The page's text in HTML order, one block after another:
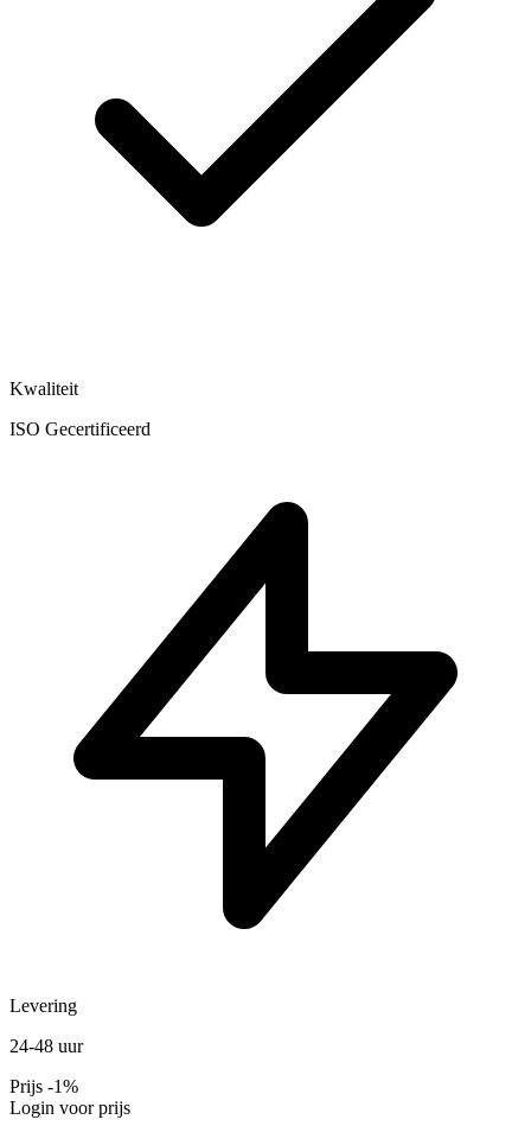
Kwaliteit
ISO Gecertificeerd
Levering
24-48 uur
Prijs -1%
Login voor prijs